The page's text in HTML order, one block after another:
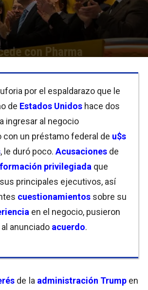
con Pharma
por el espaldarazo que le
de Estados Unidos hace dos
ingresar al negocio
un préstamo federal de u$s
, le duró poco. Acusaciones de
privilegiada que
principales ejecutivos, así
cuestionamientos sobre su
en el negocio, pusieron
al anunciado acuerdo.
de la administración Trumpen